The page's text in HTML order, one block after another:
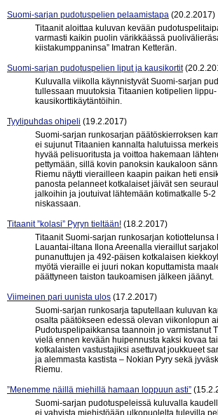
Suomi-sarjan pudotuspelien pelaamistapa (20.2.2017)
Titaanit aloittaa kuluvan kevään
varmasti kaikin puolin värikkäässä
kiistakumppaninsa” Imatran Ketterän.
Suomi-sarjan pudotuspelien liput ja kausikortit
Kuluvalla viikolla käynnistyvät Suomi-sarjan
tullessaan muutoksia Titaanien kotipelien
kausikorttikäytäntöihin.
Tyylipuhdas ohipeli (19.2.2017)
Suomi-sarjan runkosarjan päätöskierroksen
ei sujunut Titaanien kannalta halutuissa
hyvää pelisuoritusta ja voittoa hakemaan
pettymään, sillä kovin panoksin kaukaloon
Riemu näytti vierailleen kaapin paikan heti
panosta pelanneet kotkalaiset jäivät sen
jalkoihin ja joutuivat lähtemään kotimatkalle 5-
niskassaan.
Titaanit ”kolasi” Pyryn tieltään! (18.2.2017)
Titaanit Suomi-sarjan runkosarjan kotiottelunsa
Lauantai-iltana Ilona Areenalla vieraillut
punanuttujen ja 492-päisen kotkalaisen
myötä vieraille ei juuri nokan koputtamista
päättyneen taiston taukoamisen jälkeen jäänyt.
Viimeinen pari uunista ulos (17.2.2017)
Suomi-sarjan runkosarja taputellaan kuluvan
osalta päätökseen edessä olevan viikonlopun
Pudotuspelipaikkansa taannoin jo varmistanut
vielä ennen kevään huipennusta kaksi kovaa
kotkalaisten vastustajiksi asettuvat joukkueet
ja alemmasta kastista – Nokian Pyry sekä
Riemu.
”Menemme näillä miehillä hamaan loppuun asti”
Suomi-sarjan pudotuspeleissä kuluvalla
ei vahvista miehistöään ulkopuolelta tulevilla